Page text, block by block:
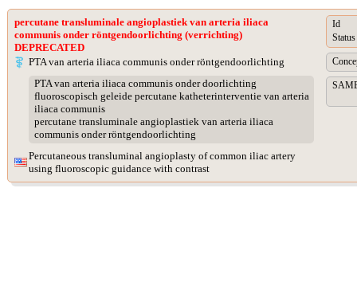
percutane transluminale angioplastiek van arteria iliaca
communis onder röntgendoorlichting (verrichting)
DEPRECATED
PTA van arteria iliaca communis onder röntgendoorlichting
PTA van arteria iliaca communis onder doorlichting
fluoroscopisch geleide percutane katheterinterventie van arteria
iliaca communis
percutane transluminale angioplastiek van arteria iliaca
communis onder röntgendoorlichting
Percutaneous transluminal angioplasty of common iliac artery
using fluoroscopic guidance with contrast
Id
Status